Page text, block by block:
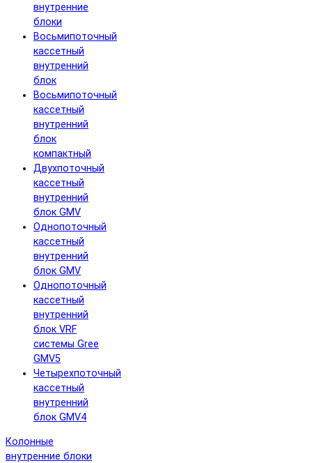
внутренние
блоки
Восьмипоточный
кассетный
внутренний
блок
Восьмипоточный
кассетный
внутренний
блок
компактный
Двухпоточный
кассетный
внутренний
блок GMV
Однопоточный
кассетный
внутренний
блок GMV
Однопоточный
кассетный
внутренний
блок VRF
системы Gree
GMV5
Четырехпоточный
кассетный
внутренний
блок GMV4
Колонные
внутренние блоки